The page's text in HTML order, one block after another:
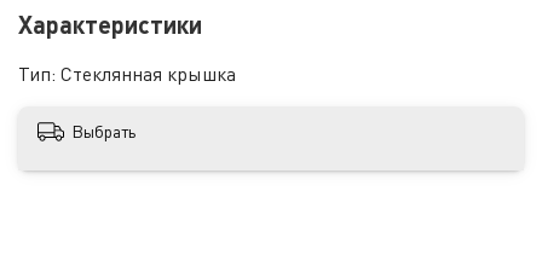
Характеристики
Тип: Стеклянная крышка
Выбрать